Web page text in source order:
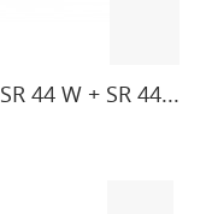
44 W + SR 44...